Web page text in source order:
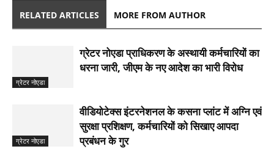
RELATED ARTICLES MORE FROM AUTHOR
ग्रेटर नोएडा
ग्रेटर नोएडा प्राधिकरण के अस्थायी कर्मचारियों का
धरना जारी, जीएम के नए आदेश का भारी विरोध
ग्रेटर नोएडा
वीडियोटेक्स इंटरनेशनल के कसना प्लांट में अग्नि एवं
सुरक्षा प्रशिक्षण, कर्मचारियों को सिखाए आपदा
प्रबंधन के गुर